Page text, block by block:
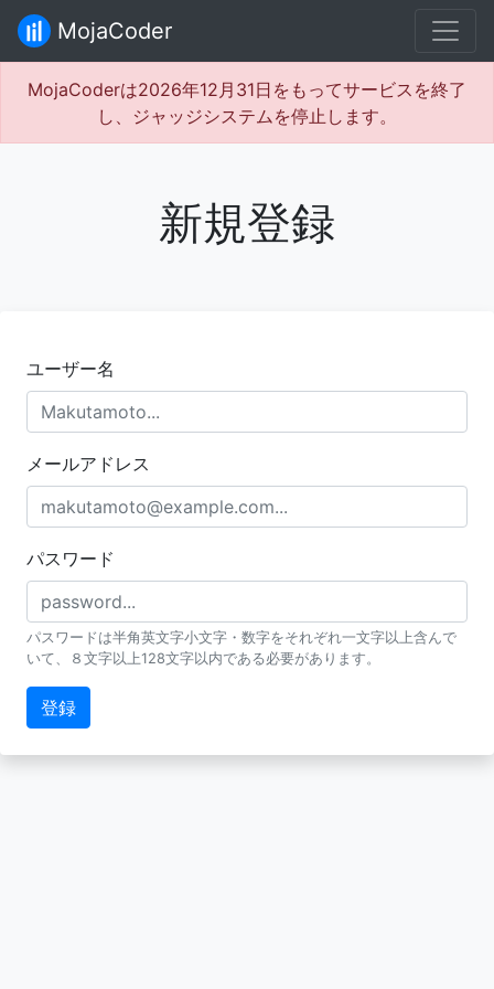
MojaCoder
MojaCoderは2026年12月31日をもってサービスを終了
し、ジャッジシステムを停止します。
新規登録
ユーザー名
メールアドレス
パスワード
パスワードは半角英文字小文字・数字をそれぞれ一文字以上含んで
いて、８文字以上128文字以内である必要があります。
登録